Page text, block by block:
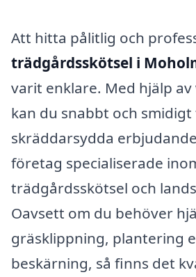
Att hitta pålitlig och
trädgårdsskötsel i
varit enklare. Med hjälp
kan du snabbt och
skräddarsydda
företag specialiserade
trädgårdsskötsel och
Oavsett om du behöver
gräsklippning, plantering
beskärning, så finns det